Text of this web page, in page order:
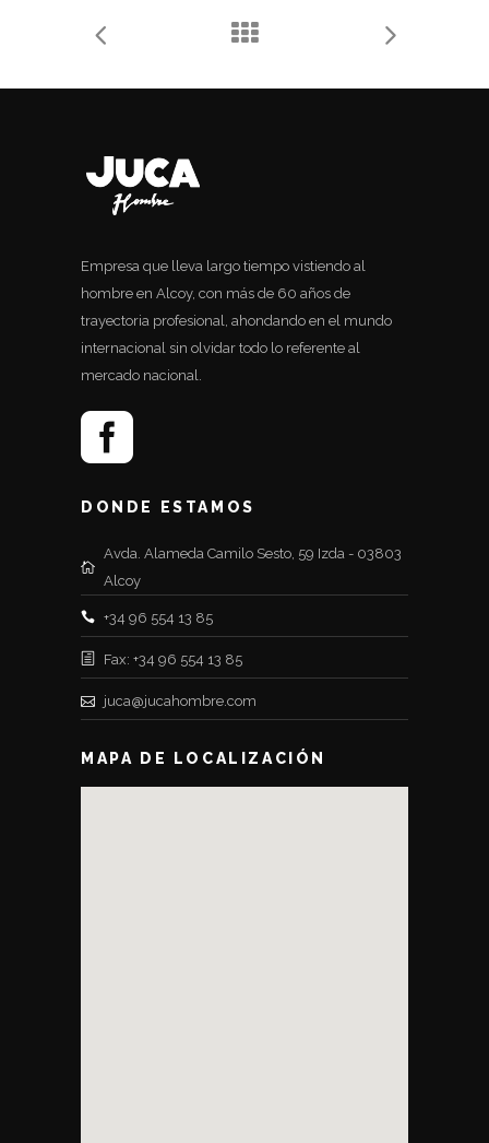
Empresa que lleva largo tiempo vistiendo al
hombre en Alcoy, con más de 60 años de
trayectoria profesional, ahondando en el mundo
internacional sin olvidar todo lo referente al
mercado nacional.
DONDE ESTAMOS
Avda. Alameda Camilo Sesto, 59 Izda - 03803
Alcoy
+34 96 554 13 85
Fax: +34 96 554 13 85
juca@jucahombre.com
MAPA DE LOCALIZACIÓN